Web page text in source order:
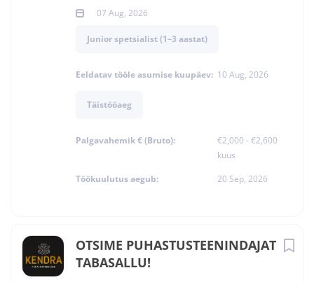
07 Aug, 2026
Junior spetsialist (1–3 aastat)
Eeldatav tööle asumise kuupäev: 10 Aug, 2026
Täistööaeg
Palgavahemik € (Bruto):
€2,000 - €2,600
kuus
Töökuulutus aegub:
20 Sep, 2026
OTSIME PUHASTUSTEENINDAJAT
TABASALLU!